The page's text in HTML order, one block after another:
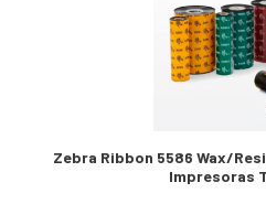
Zebra Ribbon 5586 Wax/
Impresoras